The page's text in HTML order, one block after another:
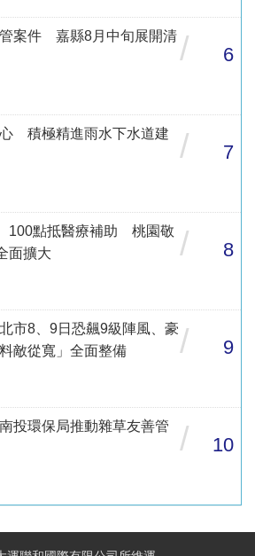
案件 嘉縣8月中旬展開清 / 6
積極精進雨水下水道建
/ 7
100點抵醫療補助 桃園敬
面擴大
/ 8
市8、9日恐飆9級陣風、豪
敵從寬」全面整備
/ 9
投環保局推動雜草友善管
/ 10